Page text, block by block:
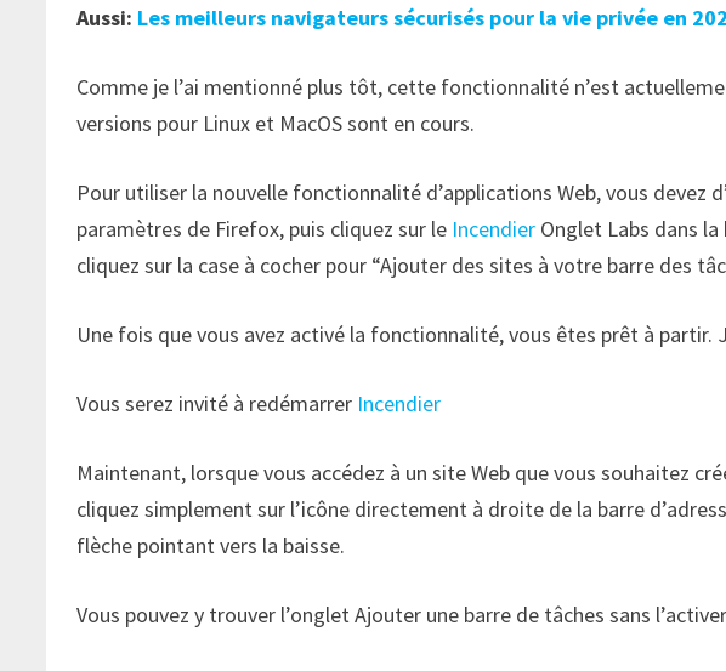
Aussi: Les meilleurs navigateurs sécurisés pour la vie privée en
Comme je l’ai mentionné plus tôt, cette fonctionnalité n’est
versions pour Linux et MacOS sont en cours.
Pour utiliser la nouvelle fonctionnalité d’applications Web, vous devez
paramètres de Firefox, puis cliquez sur le Incendier Onglet Labs dans
cliquez sur la case à cocher pour “Ajouter des sites à votre barre des
Une fois que vous avez activé la fonctionnalité, vous êtes prêt à partir.
Vous serez invité à redémarrer Incendier
Maintenant, lorsque vous accédez à un site Web que vous souhaitez
cliquez simplement sur l’icône directement à droite de la barre
flèche pointant vers la baisse.
Vous pouvez y trouver l’onglet Ajouter une barre de tâches sans